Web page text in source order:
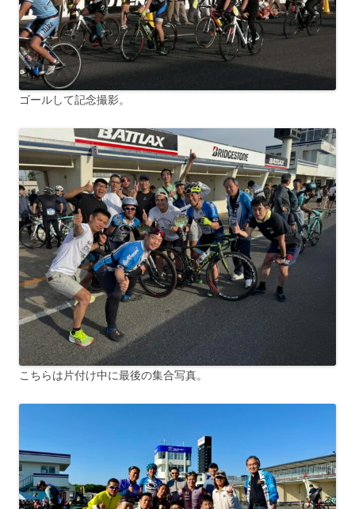
ゴールして記念撮影。
こちらは片付け中に最後の集合写真。